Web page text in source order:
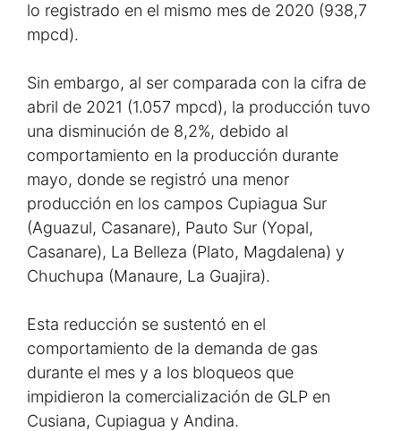
lo registrado en el mismo mes de 2020 (938,7
mpcd).
Sin embargo, al ser comparada con la cifra de
abril de 2021 (1.057 mpcd), la producción tuvo
una disminución de 8,2%, debido al
comportamiento en la producción durante
mayo, donde se registró una menor
producción en los campos Cupiagua Sur
(Aguazul, Casanare), Pauto Sur (Yopal,
Casanare), La Belleza (Plato, Magdalena) y
Chuchupa (Manaure, La Guajira).
Esta reducción se sustentó en el
comportamiento de la demanda de gas
durante el mes y a los bloqueos que
impidieron la comercialización de GLP en
Cusiana, Cupiagua y Andina.